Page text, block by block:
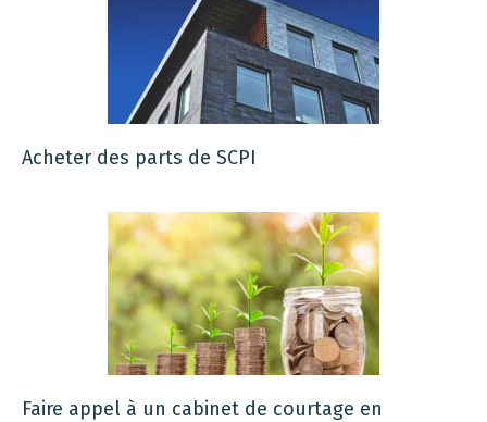
Acheter des parts de SCPI
Faire appel à un cabinet de courtage en